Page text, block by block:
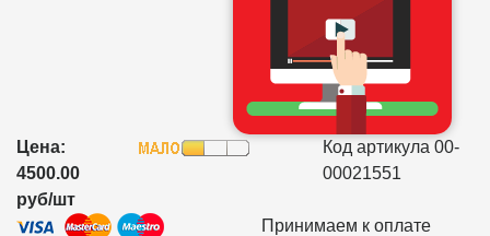
Цена:
4500.00
руб/шт
Код артикула 00-
00021551
Принимаем к оплате